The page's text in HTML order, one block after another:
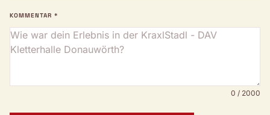
KOMMENTAR *
0 / 2000